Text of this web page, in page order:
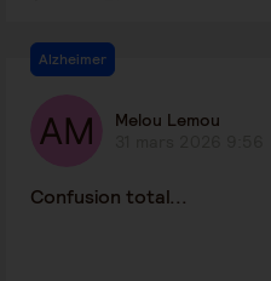
Alzheimer
Melou Lemou
Confusion total...